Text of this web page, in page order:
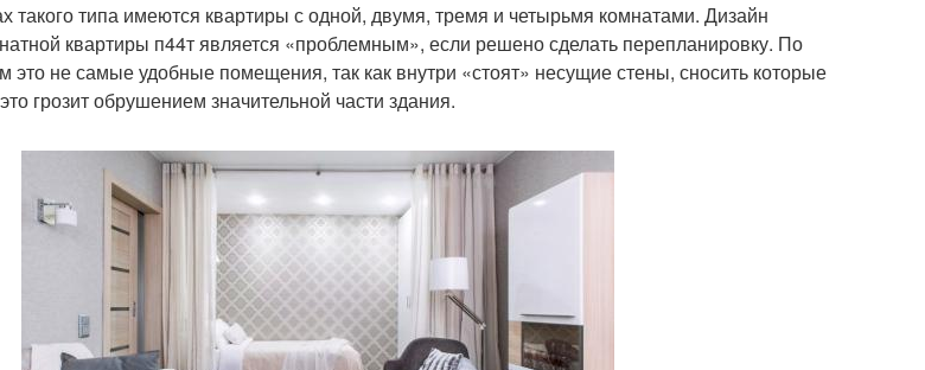
такого типа имеются квартиры с одной, двумя, тремя и четырьмя комнатами. Дизайн
квартиры п44т является «проблемным», если решено сделать перепланировку. По
не самые удобные помещения, так как внутри «стоят» несущие стены, сносить которые
грозит обрушением значительной части здания.